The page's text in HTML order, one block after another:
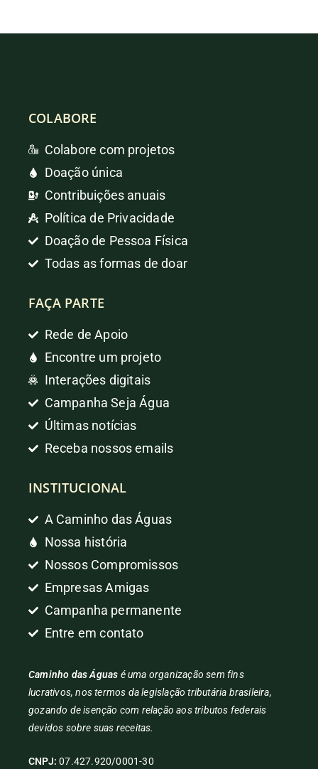
COLABORE
Colabore com projetos
Doação única
Contribuições anuais
Política de Privacidade
Doação de Pessoa Física
Todas as formas de doar
FAÇA PARTE
Rede de Apoio
Encontre um projeto
Interações digitais
Campanha Seja Água
Últimas notícias
Receba nossos emails
INSTITUCIONAL
A Caminho das Águas
Nossa história
Nossos Compromissos
Empresas Amigas
Campanha permanente
Entre em contato
Caminho das Águas é uma organização sem fins
lucrativos, nos termos da legislação tributária brasileira,
gozando de isenção com relação aos tributos federais
devidos sobre suas receitas.
CNPJ: 07.427.920/0001-30